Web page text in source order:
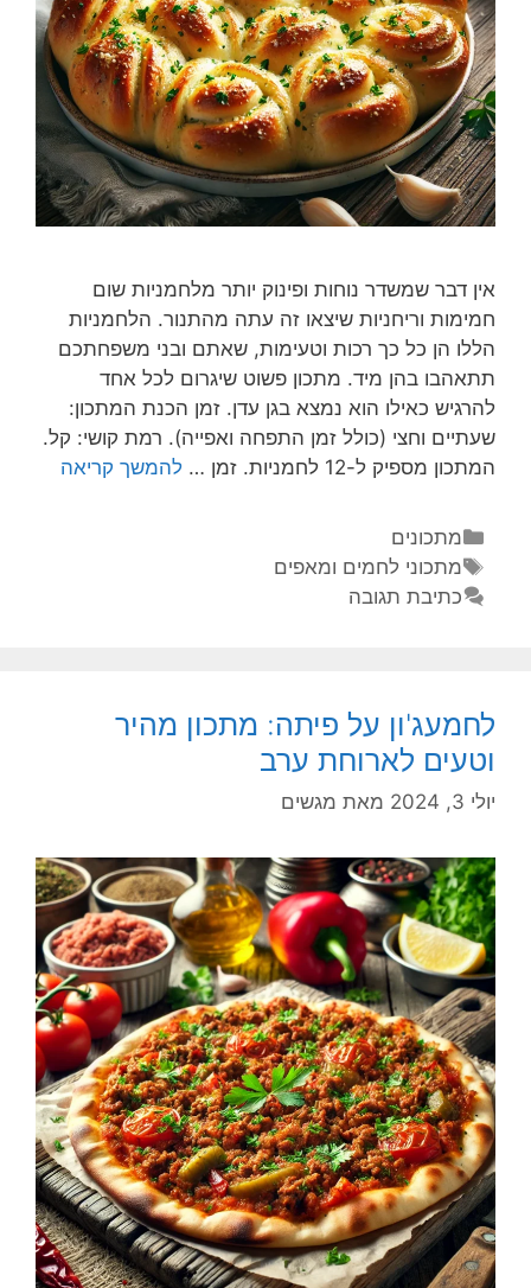
אין דבר שמשדר נוחות ופינוק יותר מלחמניות שום
חמימות וריחניות שיצאו זה עתה מהתנור. הלחמניות
הללו הן כל כך רכות וטעימות, שאתם ובני משפחתכם
תתאהבו בהן מיד. מתכון פשוט שיגרום לכל אחד
להרגיש כאילו הוא נמצא בגן עדן. זמן הכנת המתכון:
שעתיים וחצי (כולל זמן התפחה ואפייה). רמת קושי: קל.
המתכון מספיק ל-12 לחמניות. זמן …
להמשך קריאה
מתכונים
מתכוני לחמים ומאפים
כתיבת תגובה
לחמעג'ון על פיתה: מתכון מהיר
וטעים לארוחת ערב
יולי 3, 2024 מאת מגשים